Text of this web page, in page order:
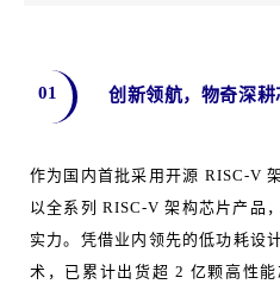
01 创新领航，物奇深
作为国内首批采用开源 RISC-V
以全系列 RISC-V 架构芯片产品
实力。凭借业内领先的低功耗设
术，已累计出货超 2 亿颗高性